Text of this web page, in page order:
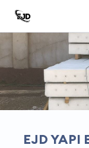
EJD YAPI